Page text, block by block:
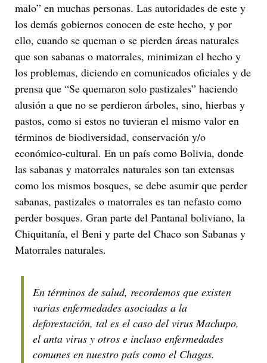
malo” en muchas personas. Las autoridades de este y
los demás gobiernos conocen de este hecho, y por
ello, cuando se queman o se pierden áreas naturales
que son sabanas o matorrales, minimizan el hecho y
los problemas, diciendo en comunicados oficiales y de
prensa que “Se quemaron solo pastizales” haciendo
alusión a que no se perdieron árboles, sino, hierbas y
pastos, como si estos no tuvieran el mismo valor en
términos de biodiversidad, conservación y/o
económico-cultural. En un país como Bolivia, donde
las sabanas y matorrales naturales son tan extensas
como los mismos bosques, se debe asumir que perder
sabanas, pastizales o matorrales es tan nefasto como
perder bosques. Gran parte del Pantanal boliviano, la
Chiquitanía, el Beni y parte del Chaco son Sabanas y
Matorrales naturales.
En términos de salud, recordemos que existen
varias enfermedades asociadas a la
deforestación, tal es el caso del virus Machupo,
el anta virus y otros e incluso enfermedades
comunes en nuestro país como el Chagas.